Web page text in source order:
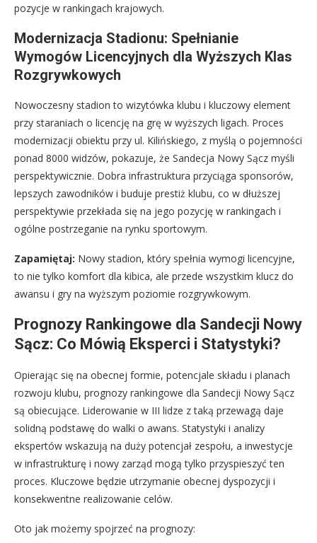
pozycje w rankingach krajowych.
Modernizacja Stadionu: Spełnianie
Wymogów Licencyjnych dla Wyższych Klas
Rozgrywkowych
Nowoczesny stadion to wizytówka klubu i kluczowy element
przy staraniach o licencję na grę w wyższych ligach. Proces
modernizacji obiektu przy ul. Kilińskiego, z myślą o pojemności
ponad 8000 widzów, pokazuje, że Sandecja Nowy Sącz myśli
perspektywicznie. Dobra infrastruktura przyciąga sponsorów,
lepszych zawodników i buduje prestiż klubu, co w dłuższej
perspektywie przekłada się na jego pozycję w rankingach i
ogólne postrzeganie na rynku sportowym.
Zapamiętaj: Nowy stadion, który spełnia wymogi licencyjne,
to nie tylko komfort dla kibica, ale przede wszystkim klucz do
awansu i gry na wyższym poziomie rozgrywkowym.
Prognozy Rankingowe dla Sandecji Nowy
Sącz: Co Mówią Eksperci i Statystyki?
Opierając się na obecnej formie, potencjale składu i planach
rozwoju klubu, prognozy rankingowe dla Sandecji Nowy Sącz
są obiecujące. Liderowanie w III lidze z taką przewagą daje
solidną podstawę do walki o awans. Statystyki i analizy
ekspertów wskazują na duży potencjał zespołu, a inwestycje
w infrastrukturę i nowy zarząd mogą tylko przyspieszyć ten
proces. Kluczowe będzie utrzymanie obecnej dyspozycji i
konsekwentne realizowanie celów.
Oto jak możemy spojrzeć na prognozy: